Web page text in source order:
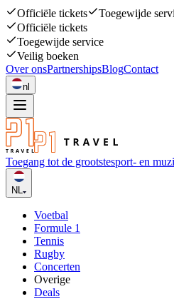
Officiële tickets Toegewijde
Officiële tickets
Toegewijde service
Veilig boeken
Over onsPartnershipsBlogContact
nl
Toegang tot de grootstesport- en
NL
Voetbal
Formule 1
Tennis
Rugby
Concerten
Overige
Deals